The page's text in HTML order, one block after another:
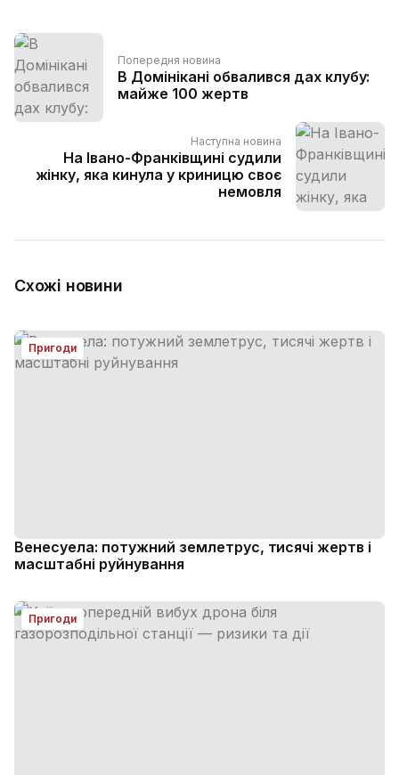
Попередня новина
В Домінікані обвалився дах клубу:
майже 100 жертв
Наступна новина
На Івано-Франківщині судили
жінку, яка кинула у криницю своє
немовля
Схожі новини
Пригоди
Венесуела: потужний землетрус, тисячі жертв і
масштабні руйнування
Пригоди